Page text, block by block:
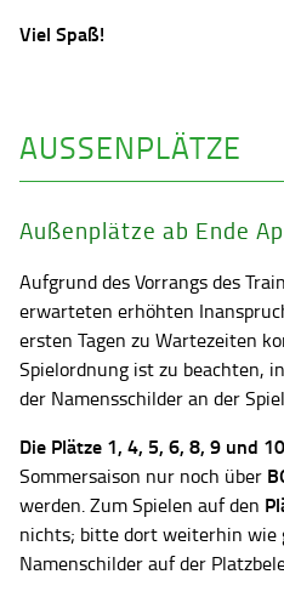
Viel Spaß!
AUSSENPLÄTZE
Außenplätze ab Ende
Aufgrund des Vorrangs des
erwarteten erhöhten
ersten Tagen zu Wartezeiten
Spielordnung ist zu beachten,
der Namensschilder an der
Die Plätze 1, 4, 5, 6, 8, 9 und 10
Sommersaison nur noch über
werden. Zum Spielen auf den
nichts; bitte dort weiterhin wie
Namenschilder auf der